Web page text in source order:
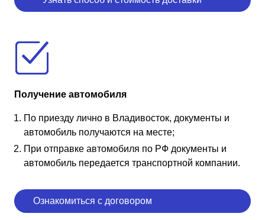
Получение автомобиля
По приезду лично в Владивосток, документы и
автомобиль получаются на месте;
При отправке автомобиля по РФ документы и
автомобиль передается транспортной компании.
Ознакомиться с договором